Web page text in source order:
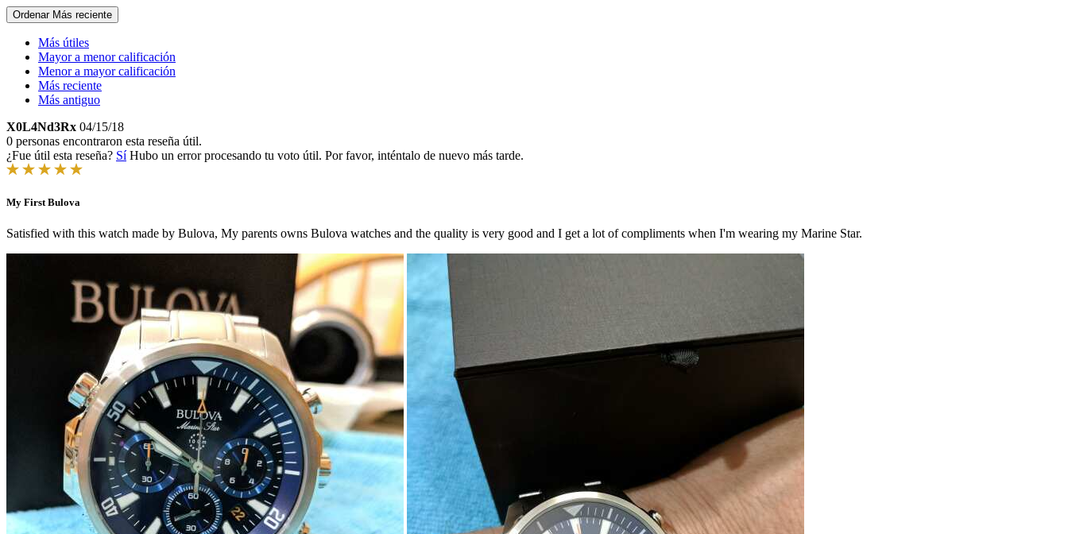
Ordenar Más reciente
Más útiles
Mayor a menor calificación
Menor a mayor calificación
Más reciente
Más antiguo
X0L4Nd3Rx 04/15/18
0 personas encontraron esta reseña útil.
¿Fue útil esta reseña? Sí Hubo un error procesando tu voto útil. Por favor, inténtalo de nuevo más tarde.
My First Bulova
Satisfied with this watch made by Bulova, My parents owns Bulova watches and the quality is very good and I get a lot of compliments when I'm wearing my Marine Star.